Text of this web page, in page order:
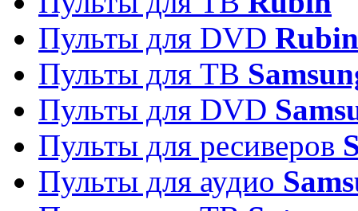
Пульты для DVD Rubin
Пульты для ТВ
Пульты для DVD
Пульты для ресиверов
Пульты для аудио